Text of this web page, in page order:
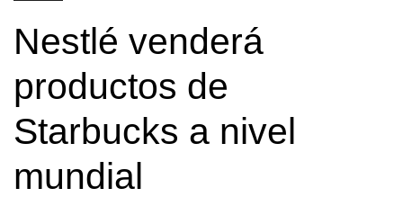
Nestlé venderá
productos de
Starbucks a nivel
mundial